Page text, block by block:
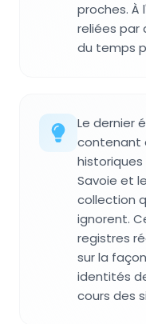
proches. À
reliées par
du temps
Le dernier
contenant
historiques
Savoie et
collection
ignorent.
registres
sur la
identités
cours des